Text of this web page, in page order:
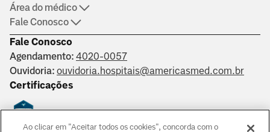
Fale Conosco
Agendamento: 4020-0057
Ouvidoria: ouvidoria.hospitais@americasmed.com.br
Certificações
Área do médico
Fale Conosco
Ao clicar em "Aceitar todos os cookies", concorda com o